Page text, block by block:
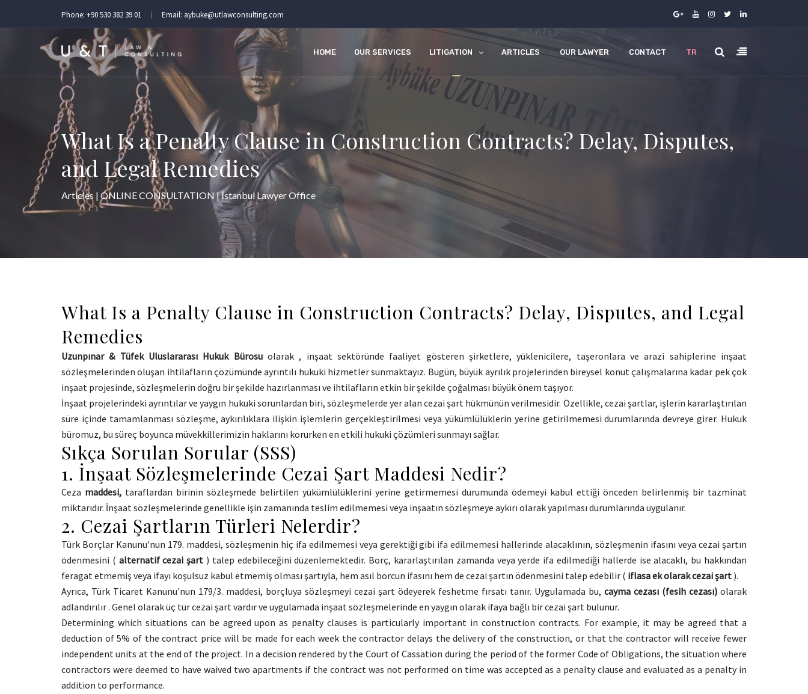
Phone: +90 530 382 39 01 Email: aybuke@utlawconsulting.com
HOME OUR SERVICES LITIGATION ARTICLES OUR LAWYER CONTACT TR
What Is a Penalty Clause in Construction Contracts? Delay, Disputes,
and Legal Remedies
Articles | ONLINE CONSULTATION | İstanbul Lawyer Office
What Is a Penalty Clause in Construction Contracts? Delay, Disputes, and Legal
Remedies
Uzunpınar & Tüfek Uluslararası Hukuk Bürosuolarak, inşaat sektöründe faaliyet gösteren şirketlere, yüklenicilere, taşeronlara ve arazi sahiplerine inşaat
sözleşmelerinden oluşan ihtilafların çözümünde ayrıntılı hukuki hizmetler sunmaktayız. Bugün, büyük ayrılık projelerinden bireysel konut çalışmalarına kadar pek çok
inşaat projesinde, sözleşmelerin doğru bir şekilde hazırlanması ve ihtilafların etkin bir şekilde çoğalması büyük önem taşıyor.
İnşaat projelerindeki ayrıntılar ve yaygın hukuki sorunlardan biri, sözleşmelerde yer alan cezai şart hükmünün verilmesidir. Özellikle, cezai şartlar, işlerin kararlaştırılan
süre içinde tamamlanması sözleşme, aykırılıklara ilişkin işlemlerin gerçekleştirilmesi veya yükümlülüklerin yerine getirilmemesi durumlarında devreye girer. Hukuk
büromuz, bu süreç boyunca müvekkillerimizin haklarını korurken en etkili hukuki çözümleri sunmayı sağlar.
Sıkça Sorulan Sorular (SSS)
1. İnşaat Sözleşmelerinde Cezai Şart Maddesi Nedir?
Ceza maddesi, taraflardan birinin sözleşmede belirtilen yükümlülüklerini yerine getirmemesi durumunda ödemeyi kabul ettiği önceden belirlenmiş bir tazminat
miktarıdır. İnşaat sözleşmelerinde genellikle işin zamanında teslim edilmemesi veya inşaatın sözleşmeye aykırı olarak yapılması durumlarında uygulanır.
2. Cezai Şartların Türleri Nelerdir?
Türk Borçlar Kanunu'nun 179. maddesi, sözleşmenin hiç ifa edilmemesi veya gerektiği gibi ifa edilmemesi hallerinde alacaklının, sözleşmenin ifasını veya cezai şartın
ödenmesini ( alternatif cezai şart ) talep edebileceğini düzenlemektedir. Borç, kararlaştırılan zamanda veya yerde ifa edilmediği hallerde ise alacaklı, bu hakkından
feragat etmemiş veya ifayı koşulsuz kabul etmemiş olması şartıyla, hem asıl borcun ifasını hem de cezai şartın ödenmesini talep edebilir ( iflasa ek olarak cezai şart ).
Ayrıca, Türk Ticaret Kanunu'nun 179/3. maddesi, borçluya sözleşmeyi cezai şart ödeyerek feshetme fırsatı tanır. Uygulamada bu, cayma cezası (fesih cezası) olarak
adlandırılır . Genel olarak üç tür cezai şart vardır ve uygulamada inşaat sözleşmelerinde en yaygın olarak ifaya bağlı bir cezai şart bulunur.
Determining which situations can be agreed upon as penalty clauses is particularly important in construction contracts. For example, it may be agreed that a
deduction of 5% of the contract price will be made for each week the contractor delays the delivery of the construction, or that the contractor will receive fewer
independent units at the end of the project. In a decision rendered by the Court of Cassation during the period of the former Code of Obligations, the situation where
contractors were deemed to have waived two apartments if the contract was not performed on time was accepted as a penalty clause and evaluated as a penalty in
addition to performance.